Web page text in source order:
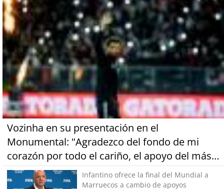
Vozinha en su presentación en el
Monumental: "Agradezco del fondo de mi
corazón por todo el cariño, el apoyo del más
grande de Chile"Infantino ofrece la final del Mundial a
Marruecos a cambio de apoyos